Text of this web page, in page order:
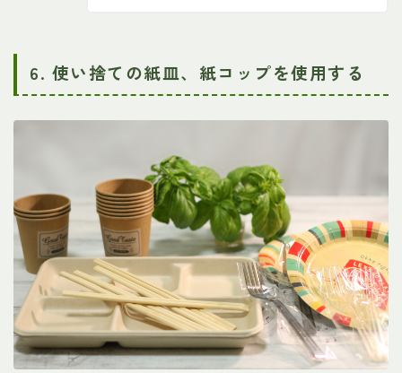
6. 使い捨ての紙皿、紙コップを使用する